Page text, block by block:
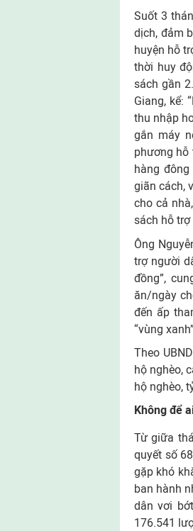
Suốt 3
dịch, đảm
huyện hỗ
thời huy
sách gần
Giang, kể:
thu nhập
gắn máy
phương hỗ
hàng
giãn cách,
cho cả
sách hỗ
Ông
trợ người
đồng”,
ăn/ngày
đến ấp
“vùng
Theo
hộ nghèo,
hộ nghèo,
Không để
Từ giữa
quyết số
gặp khó
ban hành
dân vơi
176.541